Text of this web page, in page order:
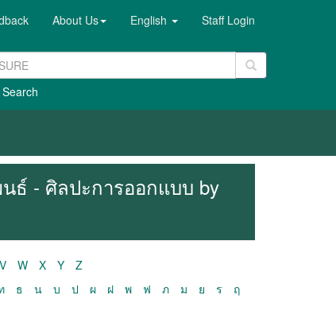
About Us English Staff Login
ธ์ - ศิลปะการออกแบบ by
V W X Y
Z
ธ น บ ป ผ ฝ พ ฟ ภ ม ย ร
ฤ